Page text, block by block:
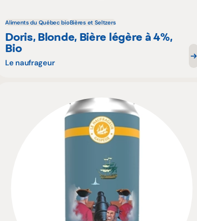
Aliments du Québec bioBières et Seltzers
Doris, Blonde, Bière légère à 4%,
Bio
Le naufrageur